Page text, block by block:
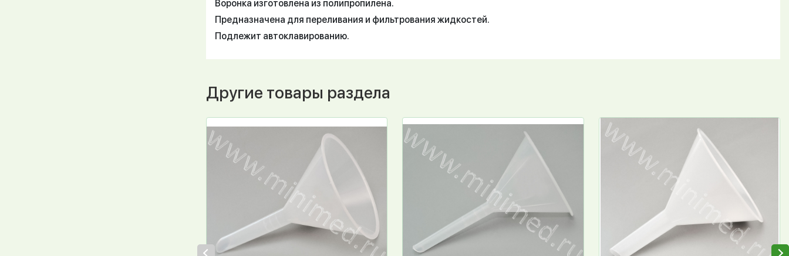
Воронка изготовлена из полипропилена.
Предназначена для переливания и фильтрования жидкостей.
Подлежит автоклавированию.
Другие товары раздела